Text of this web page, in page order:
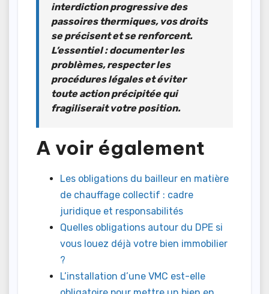
interdiction progressive des
passoires thermiques, vos droits
se précisent et se renforcent.
L’essentiel : documenter les
problèmes, respecter les
procédures légales et éviter
toute action précipitée qui
fragiliserait votre position.
A voir également
Les obligations du bailleur en matière
de chauffage collectif : cadre
juridique et responsabilités
Quelles obligations autour du DPE si
vous louez déjà votre bien immobilier
?
L’installation d’une VMC est-elle